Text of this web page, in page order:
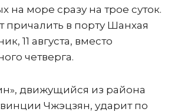
на море сразу на трое суток.
причалить в порту Шанхая
11 августа, вместо
четверга.
движущийся из района
Чжэцзян, ударит по